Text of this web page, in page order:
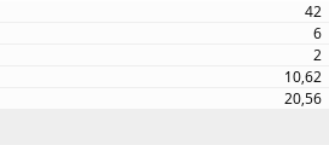
42
6
2
10,62
20,56